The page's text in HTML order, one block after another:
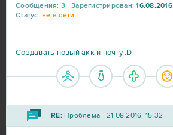
Сообщения: 3 Зарегистрирован: 16.08.2016
Статус: не в сети
Создавать новый акк и почту :D
RE:Проблема - 21.08.2016, 15:32
Heroes at War
SAO's Legend
Lineage 2